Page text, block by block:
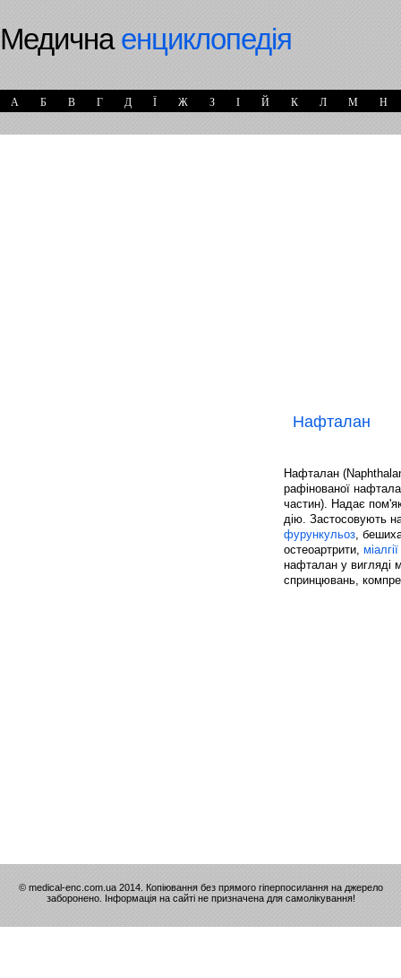
Медичнаенциклопедія
А Б В Г Д Ї Ж З І Й К Л М Н
Нафталан
Нафталан
рафінованої
частин). Надає
дію. Застосовують
фурункульоз,
остеоартрити, міалгії
нафталан у вигляді
спринцювань,
© medical-enc.com.ua 2014. Копіювання без прямого гіперпосилання на джерело
заборонено. Інформація на сайті не призначена для самолікування!